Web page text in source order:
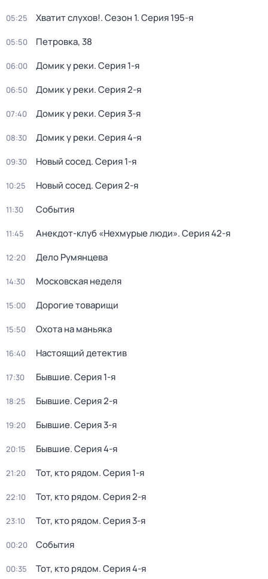
05:25 Хватит слухов!. Сезон 1. Серия 195-я
05:50 Петровка, 38
06:00 Домик у реки. Серия 1-я
06:50 Домик у реки. Серия 2-я
07:40 Домик у реки. Серия 3-я
08:30 Домик у реки. Серия 4-я
09:30 Новый сосед. Серия 1-я
10:25 Новый сосед. Серия 2-я
11:30 События
11:45 Анекдот-клуб «Нехмурые люди». Серия 42-я
12:20 Дело Румянцева
14:30 Московская неделя
15:00 Дорогие товарищи
15:50 Охота на маньяка
16:40 Настоящий детектив
17:30 Бывшие. Серия 1-я
18:25 Бывшие. Серия 2-я
19:20 Бывшие. Серия 3-я
20:15 Бывшие. Серия 4-я
21:20 Тот, кто рядом. Серия 1-я
22:10 Тот, кто рядом. Серия 2-я
23:10 Тот, кто рядом. Серия 3-я
00:20 События
00:35 Тот, кто рядом. Серия 4-я